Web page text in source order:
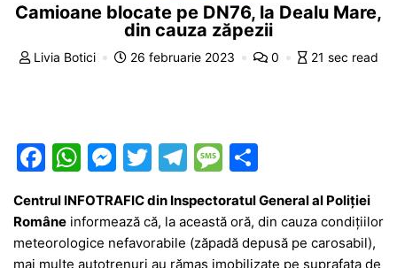
Camioane blocate pe DN76, la Dealu Mare,
din cauza zăpezii
Livia Botici 26 februarie 2023 0 21 sec read
F
c
e
W
at
s
M
s
s
T
w
itt
er
T
e
gr
M
s
s
ta
je
Centrul INFOTRAFIC din Inspectoratul General al Poliţiei
Române informează că, la această oră, din cauza condițiilor
meteorologice nefavorabile (zăpadă depusă pe carosabil),
mai multe autotrenuri au rămas imobilizate pe suprafața de